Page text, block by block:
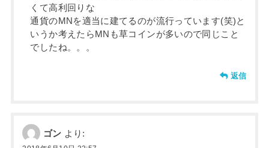
くて高利回りな
通貨のMNを適当に建てるのが流行っています(笑)と
いうか考えたらMNも草コインが多いので同じこと
でしたね。。。
返信
ゴン より: